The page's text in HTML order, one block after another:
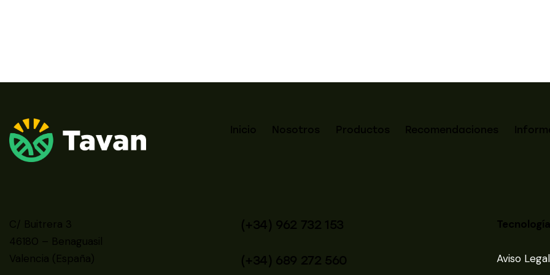
Inicio Nosotros Productos Recomendaciones
C/ Buitrera 3
46180 – Benaguasil
Valencia (España)
(+34) 962 732 153
(+34) 689 272 560 Aviso Legal